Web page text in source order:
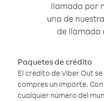
llamada por
una de
de llamada
Paquetes de crédito
El crédito de Viber Out
compres un importe.
cualquier número del